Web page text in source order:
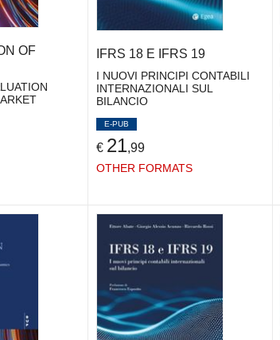
OF
IFRS 18 E IFRS 19
I NUOVI PRINCIPI CONTABILI
INTERNAZIONALI SUL
BILANCIO
E-PUB
€ 21,99
OTHER FORMATS